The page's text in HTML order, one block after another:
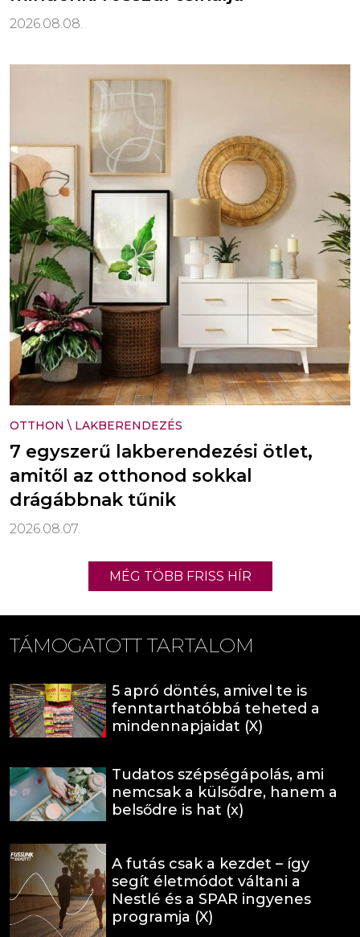
2026.08.08.
OTTHON \ LAKBERENDEZÉS
7 egyszerű lakberendezési ötlet,
amitől az otthonod sokkal
drágábbnak tűnik
2026.08.07.
MÉG TÖBB FRISS HÍR
TÁMOGATOTT TARTALOM
5 apró döntés, amivel te is
fenntarthatóbbá teheted a
mindennapjaidat (X)
Tudatos szépségápolás, ami
nemcsak a külsődre, hanem a
belsődre is hat (x)
A futás csak a kezdet – így
segít életmódot váltani a
Nestlé és a SPAR ingyenes
programja (X)